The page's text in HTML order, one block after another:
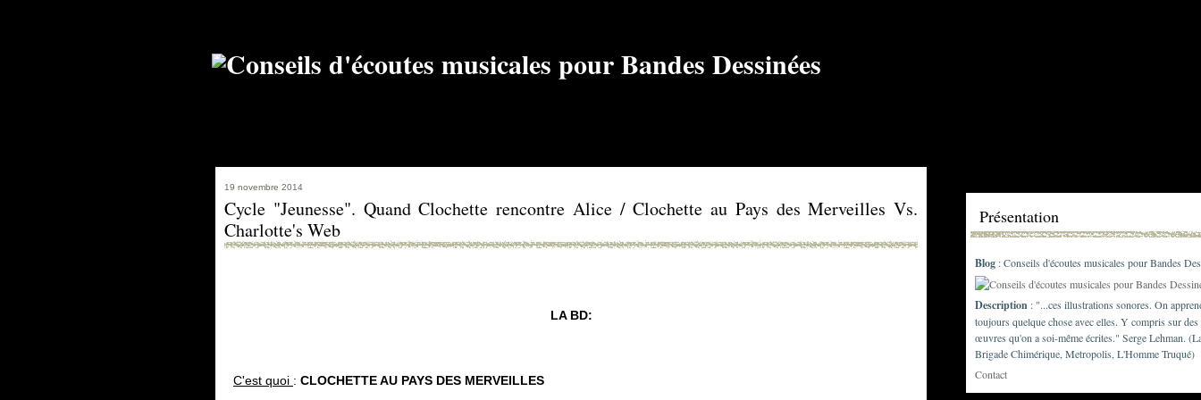
19 novembre 2014
Cycle "Jeunesse". Quand Clochette rencontre Alice / Clochette au Pays des Merveilles Vs.
Charlotte's Web
LA BD:
C'est quoi : CLOCHETTE AU PAYS DES MERVEILLES
Présentation
Blog : Conseils d'écoutes musicales pour Bandes
Description : "...ces illustrations sonores. On
toujours quelque chose avec elles. Y compris sur des
œuvres qu'on a soi-même écrites." Serge Lehman.
Brigade Chimérique, Metropolis, L'Homme Truqué)
Contact